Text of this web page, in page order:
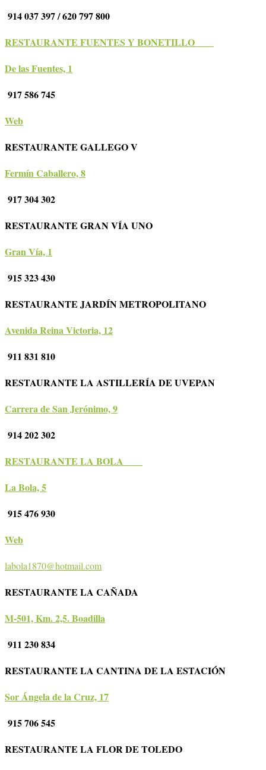
914 037 397 / 620 797 800
RESTAURANTE FUENTES Y BONETILLO
De las Fuentes, 1
917 586 745
Web
RESTAURANTE GALLEGO V
Fermín Caballero, 8
917 304 302
RESTAURANTE GRAN VÍA UNO
Gran Vía, 1
915 323 430
RESTAURANTE JARDÍN METROPOLITANO
Avenida Reina Victoria, 12
911 831 810
RESTAURANTE LA ASTILLERÍA DE UVEPAN
Carrera de San Jerónimo, 9
914 202 302
RESTAURANTE LA BOLA
La Bola, 5
915 476 930
Web
labola1870@hotmail.com
RESTAURANTE LA CAÑADA
M-501, Km. 2,5. Boadilla
911 230 834
RESTAURANTE LA CANTINA DE LA ESTACIÓN
Sor Ángela de la Cruz, 17
915 706 545
RESTAURANTE LA FLOR DE TOLEDO